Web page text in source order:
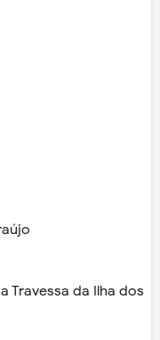
Travessa da Ilha dos